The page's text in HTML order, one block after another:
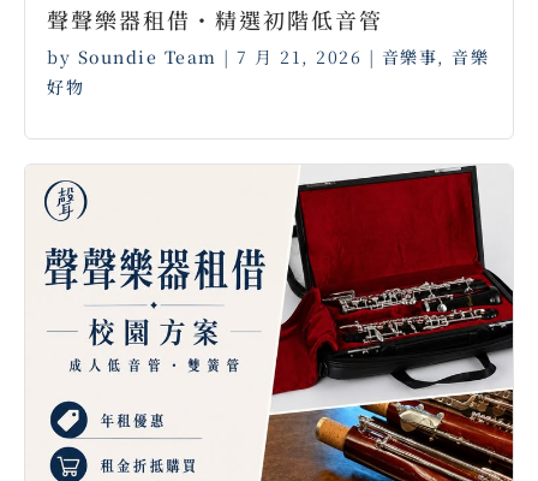
聲聲樂器租借・精選初階低音管
by Soundie Team | 7 月 21, 2026 | 音樂事, 音樂
好物